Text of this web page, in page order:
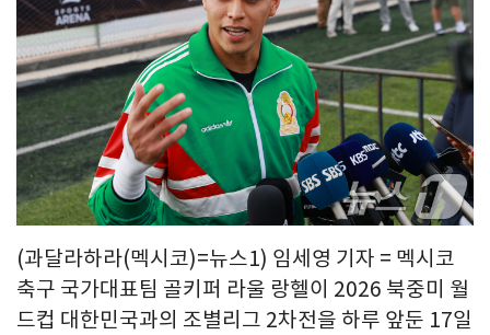
(과달라하라(멕시코)=뉴스1) 임세영 기자 = 멕시코
축구 국가대표팀 골키퍼 라울 랑헬이 2026 북중미 월
드컵 대한민국과의 조별리그 2차전을 하루 앞둔 17일